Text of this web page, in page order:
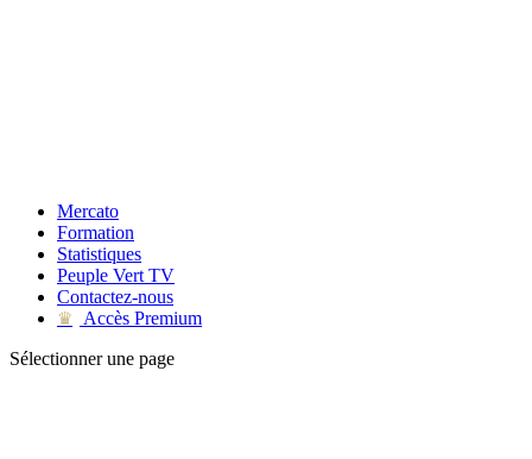
Mercato
Formation
Statistiques
Peuple Vert TV
Contactez-nous
♛
Accès Premium
Sélectionner une page